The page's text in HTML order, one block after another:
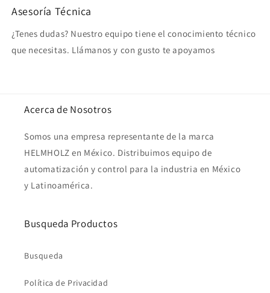
Asesoría Técnica
¿Tenes dudas? Nuestro equipo tiene el conocimiento técnico
que necesitas. Llámanos y con gusto te apoyamos
Acerca de Nosotros
Somos una empresa representante de la marca
HELMHOLZ en México. Distribuimos equipo de
automatización y control para la industria en México
y Latinoamérica.
Busqueda Productos
Busqueda
Política de Privacidad